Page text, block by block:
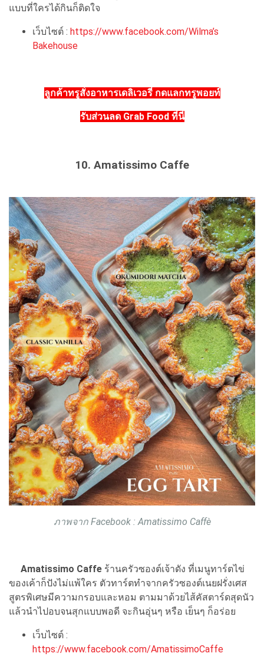
แบบที่ใครได้กินก็ติดใจ
เว็บไซต์ : https://www.facebook.com/Wilma’s
Bakehouse
ลูกค้าทรูสั่งอาหารเดลิเวอรี่ กดแลกทรูพอยท์
รับส่วนลด Grab Food ที่นี่
10. Amatissimo Caffe
ภาพจาก Facebook : Amatissimo Caffè
Amatissimo Caffe ร้านครัวซองต์เจ้าดัง ที่เมนูทาร์ตไข่
ของเค้าก็ปังไม่แพ้ใคร ตัวทาร์ตทำจากครัวซองต์เนยฝรั่งเศส
สูตรพิเศษมีความกรอบและหอม ตามมาด้วยไส้คัสตาร์ดสุดนัว
แล้วนำไปอบจนสุกแบบพอดี จะกินอุ่นๆ หรือ เย็นๆ ก็อร่อย
เว็บไซต์ :
https://www.facebook.com/AmatissimoCaffe